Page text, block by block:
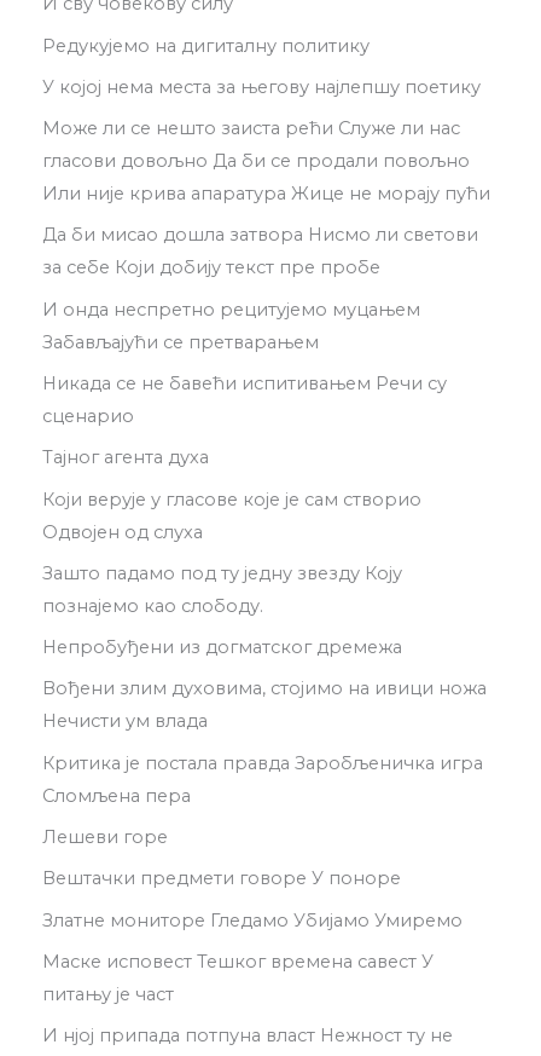
Редукујемо на дигиталну политику
У којој нема места за његову најлепшу поетику
Може ли се нешто заиста рећи Служе ли нас
гласови довољно Да би се продали повољно
Или није крива апаратура Жице не морају пући
Да би мисао дошла затвора Нисмо ли светови
за себе Који добију текст пре пробе
И онда неспретно рецитујемо муцањем
Забављајући се претварањем
Никада се не бавећи испитивањем Речи су
сценарио
Тајног агента духа
Који верује у гласове које је сам створио
Одвојен од слуха
Зашто падамо под ту једну звезду Коју
познајемо као слободу.
Непробуђени из догматског дремежа
Вођени злим духовима, стојимо на ивици ножа
Нечисти ум влада
Критика је постала правда Заробљеничка игра
Сломљена пера
Лешеви горе
Вештачки предмети говоре У поноре
Златне мониторе Гледамо Убијамо Умиремо
Маске исповест Тешког времена савест У
питању је част
И нјој припада потпуна власт Нежност ту не